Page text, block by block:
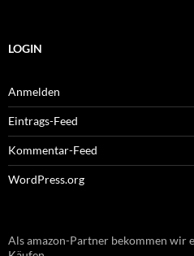
LOGIN
Anmelden
Eintrags-Feed
Kommentar-Feed
WordPress.org
Als amazon-Partner bekommen wir